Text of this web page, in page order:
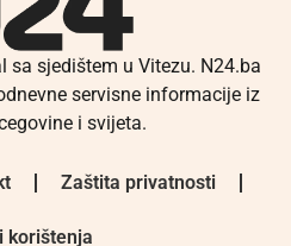
sa sjedištem u Vitezu. N24.ba
servisne informacije iz
i svijeta.
Zaštita privatnosti
korištenja